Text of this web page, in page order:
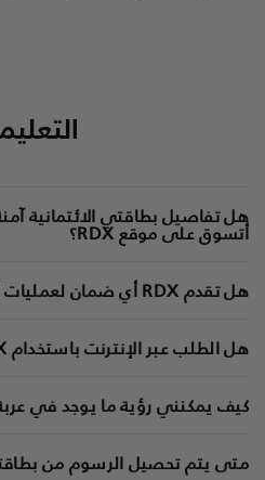
هل تفاصيل بطاقتي الائتمانية آمنة ومأمونة عندما
أتسوق على موقعRDX؟
هل تقدمRDXأي ضمان لعمليات
هل الطلب عبر الإنترنت باستخدام
كيف يمكنني رؤية ما يوجد في
متى يتم تحصيل الرسوم من